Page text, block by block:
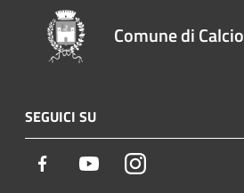
Comune di Calcio
SEGUICI SU
Facebook YoutubeInstagram